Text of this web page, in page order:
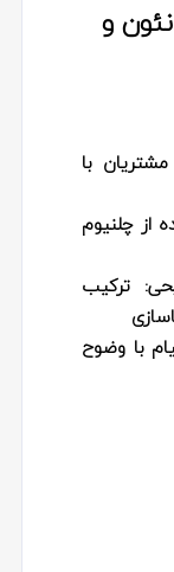
و
با
از چلنیوم
ترکیب
با وضوح